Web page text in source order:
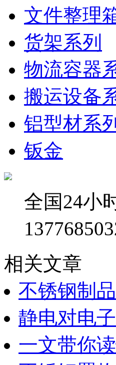
文件整理
货架系列
物流容器
搬运设备
铝型材系列
钣金
全国24小
相关文章
不锈钢制
静电对电
一文带你